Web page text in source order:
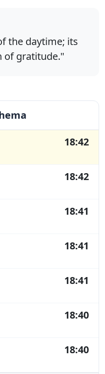
the daytime; its
of gratitude."
18:42
18:42
18:41
18:41
18:41
18:40
18:40